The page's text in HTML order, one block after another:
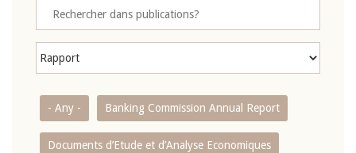
- Any - Banking Commission Annual Report
Documents d’Etude et d’Analyse Economiques